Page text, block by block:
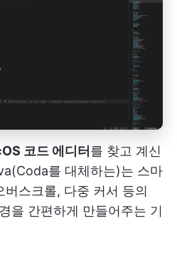
코드 에디터를 찾고 계신
를 대체하는)는 스마
버스크롤, 다중 커서 등의
을 간편하게 만들어주는 기